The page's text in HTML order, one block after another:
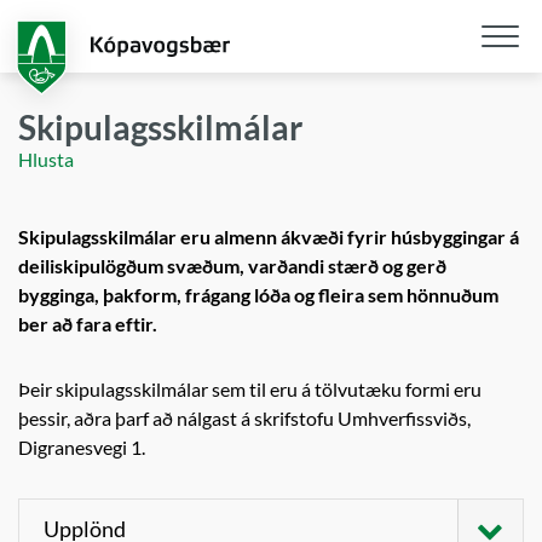
aðalefni
Skipulagsskilmálar
Hlusta
Skipulagsskilmálar eru almenn ákvæði fyrir húsbyggingar á
deiliskipulögðum svæðum, varðandi stærð og gerð
bygginga, þakform, frágang lóða og fleira sem hönnuðum
ber að fara eftir.
Þeir skipulagsskilmálar sem til eru á tölvutæku formi eru
þessir, aðra þarf að nálgast á skrifstofu Umhverfissviðs,
Digranesvegi 1.
Upplönd
Opna